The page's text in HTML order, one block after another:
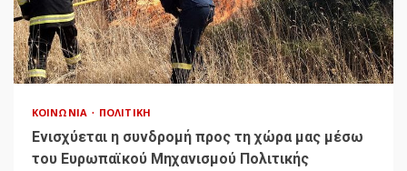
ΚΟΙΝΩΝΊΑ ΠΟΛΙΤΙΚΉ
Ενισχύεται η συνδρομή προς τη χώρα μας μέσω
του Ευρωπαϊκού Μηχανισμού Πολιτικής